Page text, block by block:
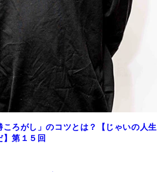
ころがし」のコツとは？【じゃいの人生
】第１５回